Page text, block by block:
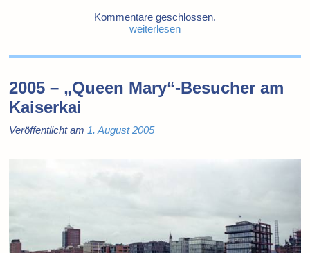
Kommentare geschlossen.
weiterlesen
2005 – „Queen Mary“-Besucher am
Kaiserkai
Veröffentlicht am 1. August 2005